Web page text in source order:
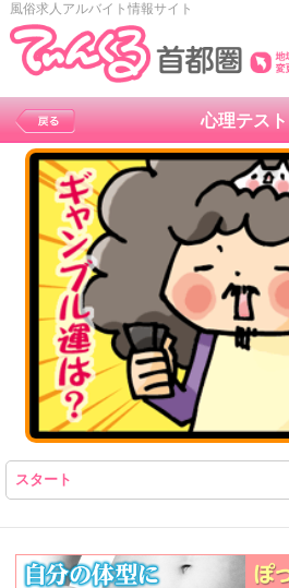
風俗求人アルバイト情報サイト
心理テスト
スタート